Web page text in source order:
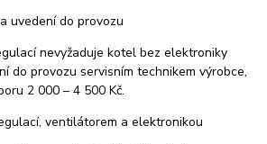
uvedení do provozu
nevyžaduje kotel bez elektroniky
do provozu servisním technikem výrobce,
2 000 – 4 500 Kč.
ventilátorem a elektronikou